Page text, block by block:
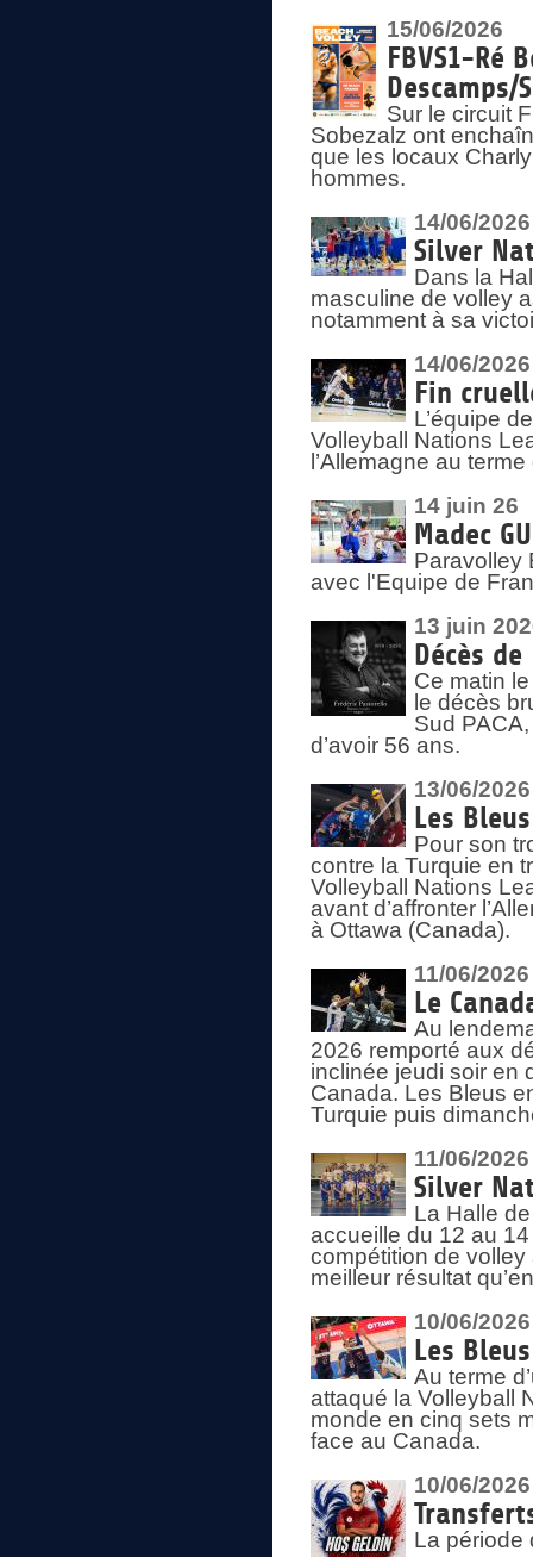
15/06/2026
FBVS1-Ré
Descamps/
Sur le circuit
Sobezalz ont
que les locaux
hommes.
14/06/2026
Silver
Dans la
masculine de volley
notamment à sa
14/06/2026
Fin
L’équipe
Volleyball Nations
l’Allemagne au
14 juin 26
Madec
Paravolley
avec l'Equipe de
13 juin
Décès de
Ce matin
le décès
Sud
d’avoir 56 ans.
13/06/2026
Les
Pour son
contre la Turquie en
Volleyball Nations
avant d’affronter
à Ottawa (Canada).
11/06/2026
Le
Au
2026 remporté aux
inclinée jeudi soir en
Canada. Les Bleus
Turquie puis
11/06/2026
Silver
La Halle
accueille du 12 au
compétition de
meilleur résultat
10/06/2026
Les
Au terme
attaqué la Volleyball
monde en cinq sets
face au Canada.
10/06/2026
La période